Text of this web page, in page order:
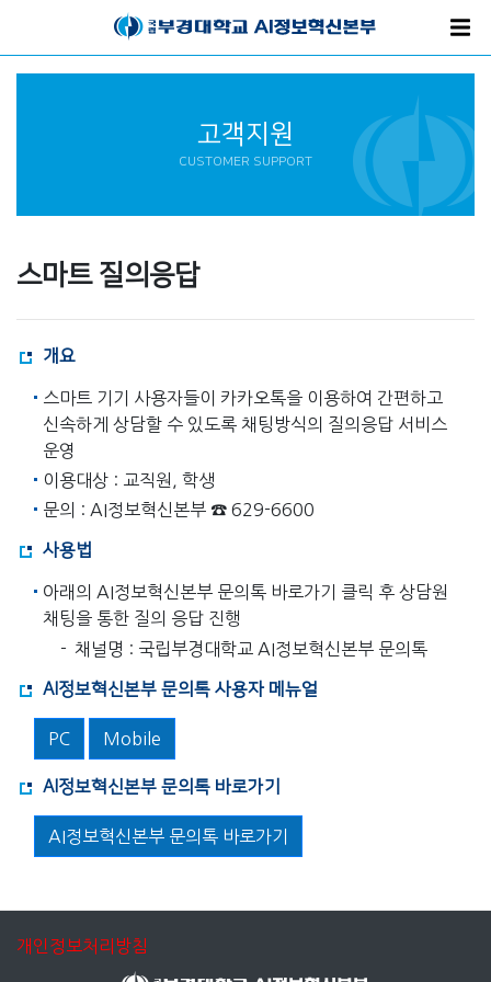
고객지원
CUSTOMER SUPPORT
스마트 질의응답
개요
스마트 기기 사용자들이 카카오톡을 이용하여 간편하고
신속하게 상담할 수 있도록 채팅방식의 질의응답 서비스
운영
이용대상 : 교직원, 학생
문의 : AI정보혁신본부 ☎ 629-6600
사용법
아래의 AI정보혁신본부 문의톡 바로가기 클릭 후 상담원
채팅을 통한 질의 응답 진행
채널명 : 국립부경대학교 AI정보혁신본부 문의톡
AI정보혁신본부 문의톡 사용자 메뉴얼
PC Mobile
AI정보혁신본부 문의톡 바로가기
AI정보혁신본부 문의톡 바로가기
개인정보처리방침